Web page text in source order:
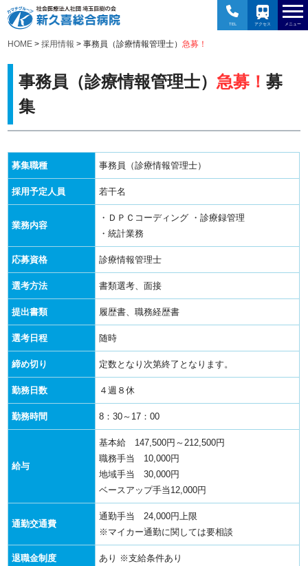
TEL アクセス メニュー
HOME >採用情報 > 事務員（診療情報管理士）急募！
事務員（診療情報管理士） 急募！募
集
募集職種 事務員（診療情報管理士）
採用予定人員 若干名
業務内容
・ＤＰＣコーディング ・診療録管理
・統計業務
応募資格 診療情報管理士
選考方法 書類選考、面接
提出書類 履歴書、職務経歴書
選考日程 随時
締め切り 定数となり次第終了となります。
勤務日数 ４週８休
勤務時間 8：30～17：00
給与
基本給 147,500円～212,500円
職務手当 10,000円
地域手当 30,000円
ベースアップ手当12,000円
通勤交通費
通勤手当 24,000円上限
※マイカー通勤に関しては要相談
退職金制度 あり ※支給条件あり